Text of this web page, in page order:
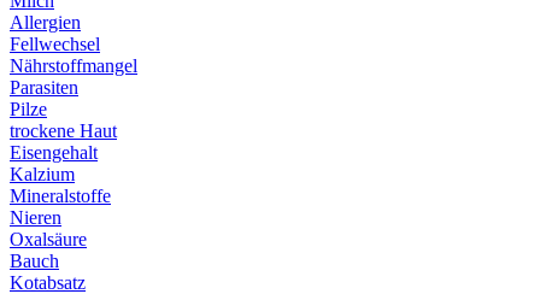
Allergien
Fellwechsel
Nährstoffmangel
Parasiten
Pilze
trockene Haut
Eisengehalt
Kalzium
Mineralstoffe
Nieren
Oxalsäure
Bauch
Kotabsatz